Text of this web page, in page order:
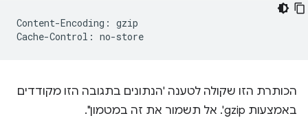
Content-Encoding: gzip
הכותרת הזו שקולה לטענה 'הנתונים בתגובה הזו מקודדים
באמצעות gzip'. אל תשמור את זה במטמון".